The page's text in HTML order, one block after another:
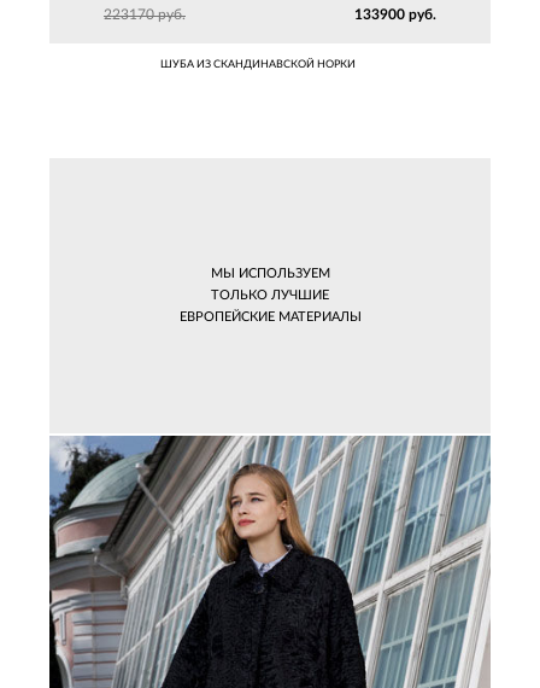
ШУБА ИЗ СКАНДИНАВСКОЙ НОРКИ
223170 руб. 133900 руб.
МЫ ИСПОЛЬЗУЕМ
ТОЛЬКО ЛУЧШИЕ
ЕВРОПЕЙСКИЕ МАТЕРИАЛЫ